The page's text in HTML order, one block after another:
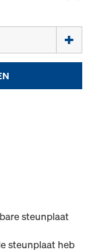
steunplaat
steunplaat heb